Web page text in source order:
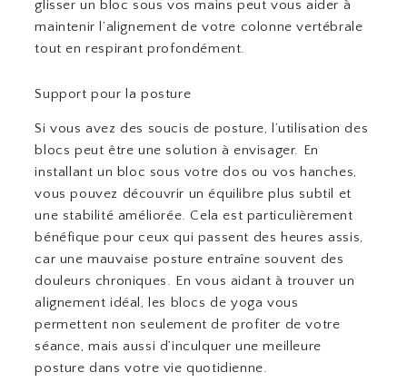
glisser un bloc sous vos mains peut vous aider à
maintenir l’alignement de votre colonne vertébrale
tout en respirant profondément.
Support pour la posture
Si vous avez des soucis de posture, l’utilisation des
blocs peut être une solution à envisager. En
installant un bloc sous votre dos ou vos hanches,
vous pouvez découvrir un équilibre plus subtil et
une stabilité améliorée. Cela est particulièrement
bénéfique pour ceux qui passent des heures assis,
car une mauvaise posture entraîne souvent des
douleurs chroniques. En vous aidant à trouver un
alignement idéal, les blocs de yoga vous
permettent non seulement de profiter de votre
séance, mais aussi d’inculquer une meilleure
posture dans votre vie quotidienne.